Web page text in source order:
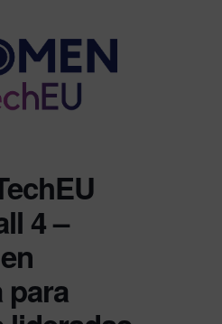
4 –
para